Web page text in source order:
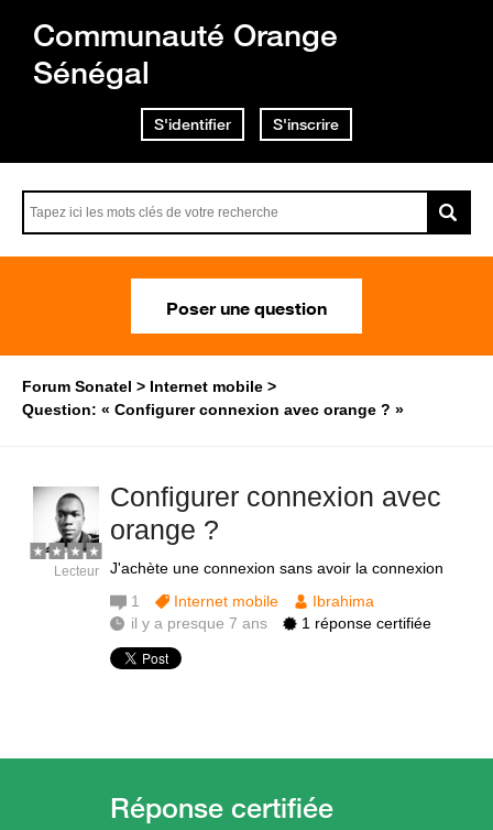
Communauté Orange
Sénégal
S'identifier S'inscrire
Poser une question
Forum Sonatel
Internet mobile
Question: « Configurer connexion avec orange ? »
Configurer connexion avec
orange ?
J'achète une connexion sans avoir la connexion
Lecteur
1 Internet mobile
Ibrahima
il y a presque 7 ans
1 réponse certifiée